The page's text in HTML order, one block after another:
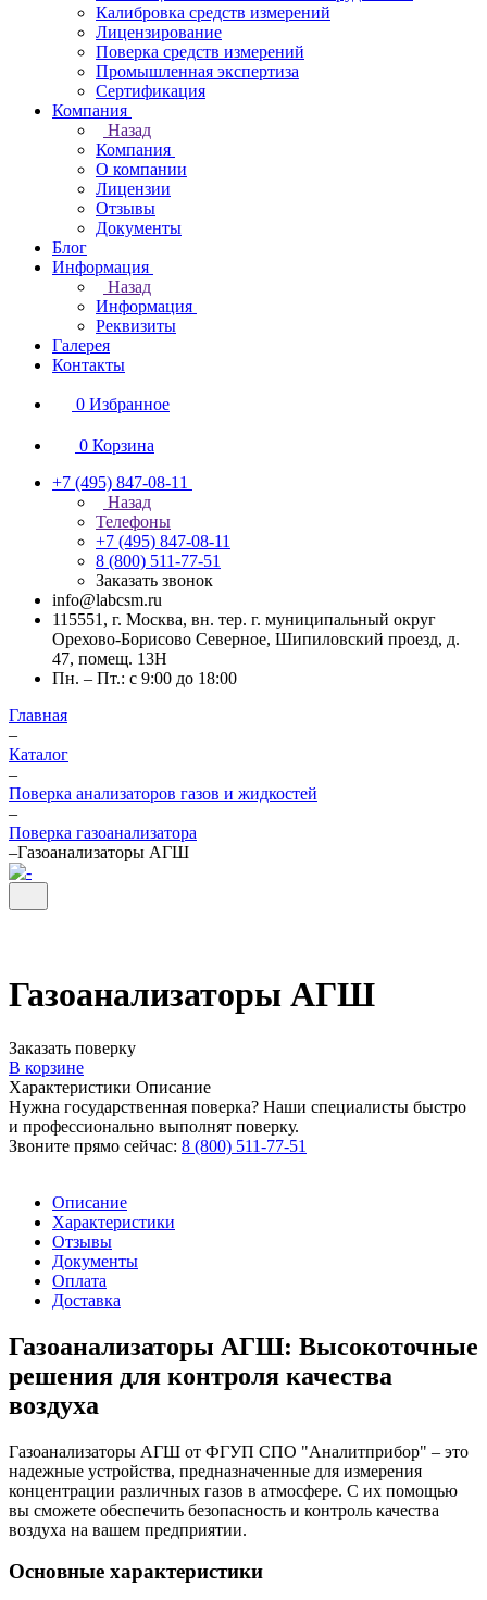
Калибровка средств измерений
Лицензирование
Поверка средств измерений
Промышленная экспертиза
Сертификация
Компания
Назад
Компания
О компании
Лицензии
Отзывы
Документы
Блог
Информация
Назад
Информация
Реквизиты
Галерея
Контакты
0 Избранное
0 Корзина
+7 (495) 847-08-11
Назад
Телефоны
+7 (495) 847-08-11
8 (800) 511-77-51
Заказать звонок
info@labcsm.ru
115551, г. Москва, вн. тер. г. муниципальный округ
Орехово-Борисово Северное, Шипиловский проезд, д.
47, помещ. 13Н
Пн. – Пт.: с 9:00 до 18:00
Главная
–
Каталог
–
Поверка анализаторов газов и жидкостей
–
Поверка газоанализатора
–Газоанализаторы АГШ
Газоанализаторы АГШ
Заказать поверку
В корзине
Характеристики Описание
Нужна государственная поверка? Наши специалисты быстро
и профессионально выполнят поверку.
Звоните прямо сейчас: 8 (800) 511-77-51
Описание
Характеристики
Отзывы
Документы
Оплата
Доставка
Газоанализаторы АГШ: Высокоточные
решения для контроля качества
воздуха
Газоанализаторы АГШ от ФГУП СПО "Аналитприбор" – это
надежные устройства, предназначенные для измерения
концентрации различных газов в атмосфере. С их помощью
вы сможете обеспечить безопасность и контроль качества
воздуха на вашем предприятии.
Основные характеристики